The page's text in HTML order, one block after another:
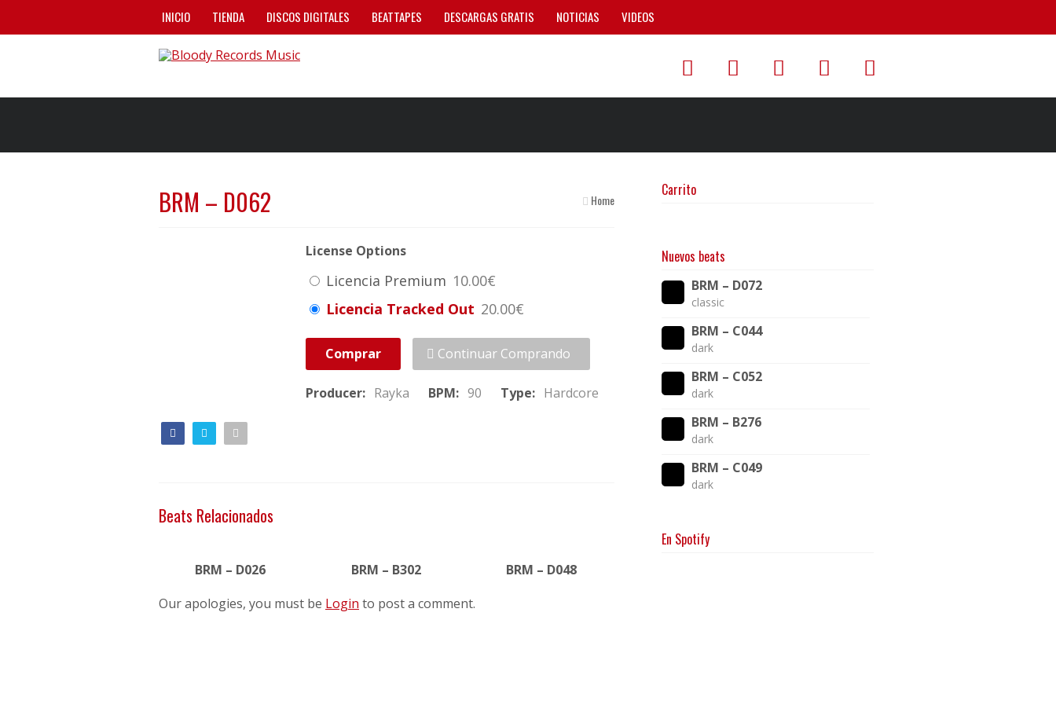
INICIO TIENDA DISCOS DIGITALES BEATTAPES DESCARGAS GRATIS NOTICIAS VIDEOS
BRM – D062 Home
License Options
Licencia Premium 10.00€
Licencia Tracked Out 20.00€
Comprar Continuar Comprando
Producer: Rayka BPM: 90 Type: Hardcore
Beats Relacionados
BRM – D026 BRM – B302
BRM – D048
Our apologies, you must be Login to post a comment.
Carrito
Nuevos beats
BRM – D072
classic
BRM – C044
dark
BRM – C052
dark
BRM – B276
dark
BRM – C049
dark
En Spotify